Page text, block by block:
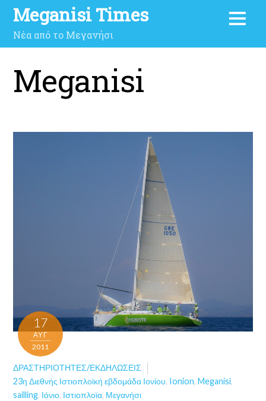
Meganisi Times
Νέα από το Μεγανήσι
Meganisi
17
ΑΥΓ
2011
ΔΡΑΣΤΗΡΙΌΤΗΤΕΣ/ΕΚΔΗΛΏΣΕΙΣ
23η Διεθνής Ιστιοπλοϊκή εβδομάδα Ιονίου, Ionion,Meganisi,
sailling, Ιόνιο, Ιστιοπλοϊα, Μεγανήσι